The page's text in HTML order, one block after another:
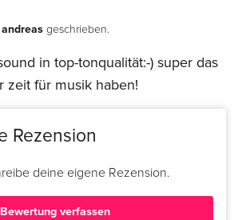
andreas geschrieben.
in top-tonqualität:-) super das
zeit für musik haben!
Rezension
deine eigene Rezension.
Bewertung verfassen